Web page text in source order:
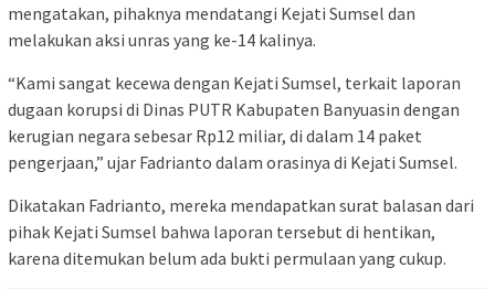
mengatakan, pihaknya mendatangi Kejati Sumsel dan
melakukan aksi unras yang ke-14 kalinya.
“Kami sangat kecewa dengan Kejati Sumsel, terkait laporan
dugaan korupsi di Dinas PUTR Kabupaten Banyuasin dengan
kerugian negara sebesar Rp12 miliar, di dalam 14 paket
pengerjaan,” ujar Fadrianto dalam orasinya di Kejati Sumsel.
Dikatakan Fadrianto, mereka mendapatkan surat balasan dari
pihak Kejati Sumsel bahwa laporan tersebut di hentikan,
karena ditemukan belum ada bukti permulaan yang cukup.